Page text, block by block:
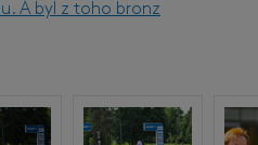
A byl z toho bronz